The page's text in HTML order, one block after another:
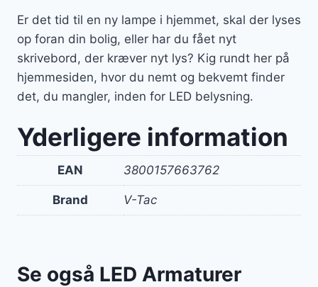
Er det tid til en ny lampe i hjemmet, skal der lyses
op foran din bolig, eller har du fået nyt
skrivebord, der kræver nyt lys? Kig rundt her på
hjemmesiden, hvor du nemt og bekvemt finder
det, du mangler, inden for LED belysning.
Yderligere information
EAN 3800157663762
Brand V-Tac
Se også LED Armaturer